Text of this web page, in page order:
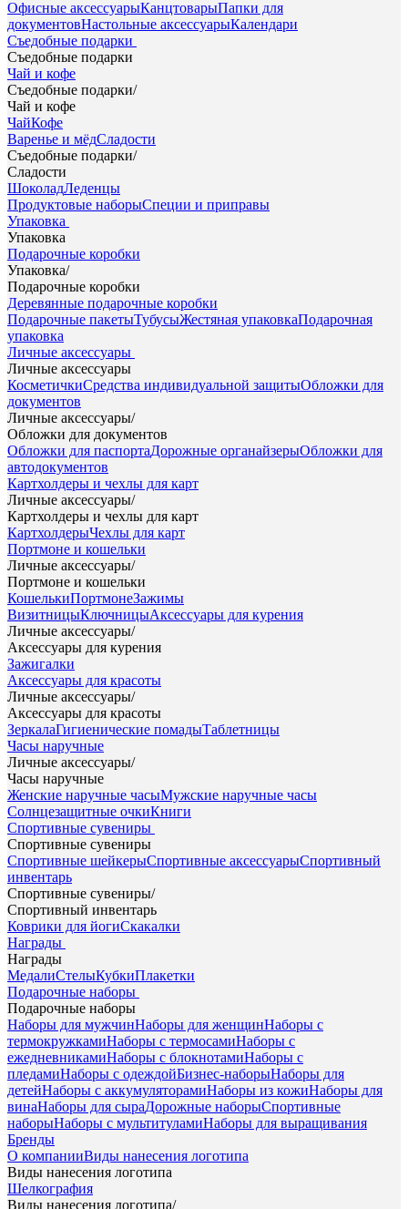
Офисные аксессуарыКанцтоварыПапки для
документовНастольные аксессуарыКалендари
Съедобные подарки
Съедобные подарки
Чай и кофе
Съедобные подарки/
Чай и кофе
ЧайКофе
Варенье и мёдСладости
Съедобные подарки/
Сладости
ШоколадЛеденцы
Продуктовые наборыСпеции и приправы
Упаковка
Упаковка
Подарочные коробки
Упаковка/
Подарочные коробки
Деревянные подарочные коробки
Подарочные пакетыТубусыЖестяная упаковкаПодарочная
упаковка
Личные аксессуары
Личные аксессуары
КосметичкиСредства индивидуальной защитыОбложки для
документов
Личные аксессуары/
Обложки для документов
Обложки для паспортаДорожные органайзерыОбложки для
автодокументов
Картхолдеры и чехлы для карт
Личные аксессуары/
Картхолдеры и чехлы для карт
КартхолдерыЧехлы для карт
Портмоне и кошельки
Личные аксессуары/
Портмоне и кошельки
КошелькиПортмонеЗажимы
ВизитницыКлючницыАксессуары для курения
Личные аксессуары/
Аксессуары для курения
Зажигалки
Аксессуары для красоты
Личные аксессуары/
Аксессуары для красоты
ЗеркалаГигиенические помадыТаблетницы
Часы наручные
Личные аксессуары/
Часы наручные
Женские наручные часыМужские наручные часы
Солнцезащитные очкиКниги
Спортивные сувениры
Спортивные сувениры
Спортивные шейкерыСпортивные аксессуарыСпортивный
инвентарь
Спортивные сувениры/
Спортивный инвентарь
Коврики для йогиСкакалки
Награды
Награды
МедалиСтелыКубкиПлакетки
Подарочные наборы
Подарочные наборы
Наборы для мужчинНаборы для женщинНаборы с
термокружкамиНаборы с термосамиНаборы с
ежедневникамиНаборы с блокнотамиНаборы с
пледамиНаборы с одеждойБизнес-наборыНаборы для
детейНаборы с аккумуляторамиНаборы из кожиНаборы для
винаНаборы для сыраДорожные наборыСпортивные
наборыНаборы с мультитуламиНаборы для выращивания
Бренды
О компанииВиды нанесения логотипа
Виды нанесения логотипа
Шелкография
Виды нанесения логотипа/